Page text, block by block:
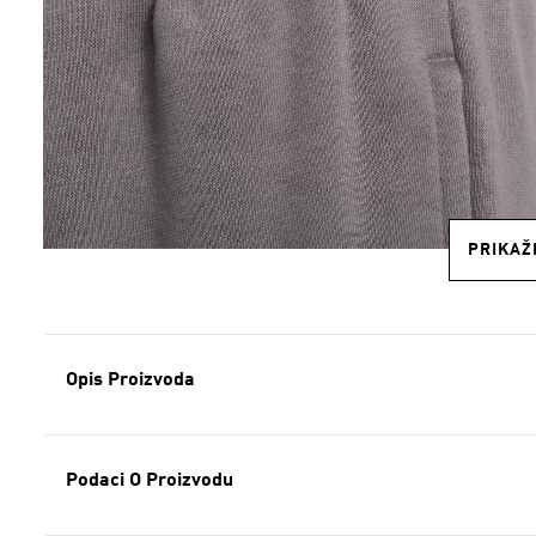
Opis Proizvoda
Podaci O Proizvodu